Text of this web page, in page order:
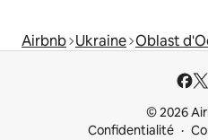
Airbnb Ukraine Oblast
© 2026
Confidentialité